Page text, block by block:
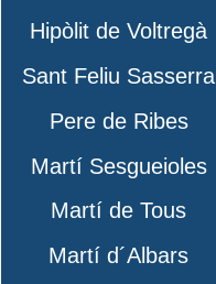
Hipòlit de Voltregà
Sant Feliu Sasserra
Pere de Ribes
Martí Sesgueioles
Martí de Tous
Martí d´Albars